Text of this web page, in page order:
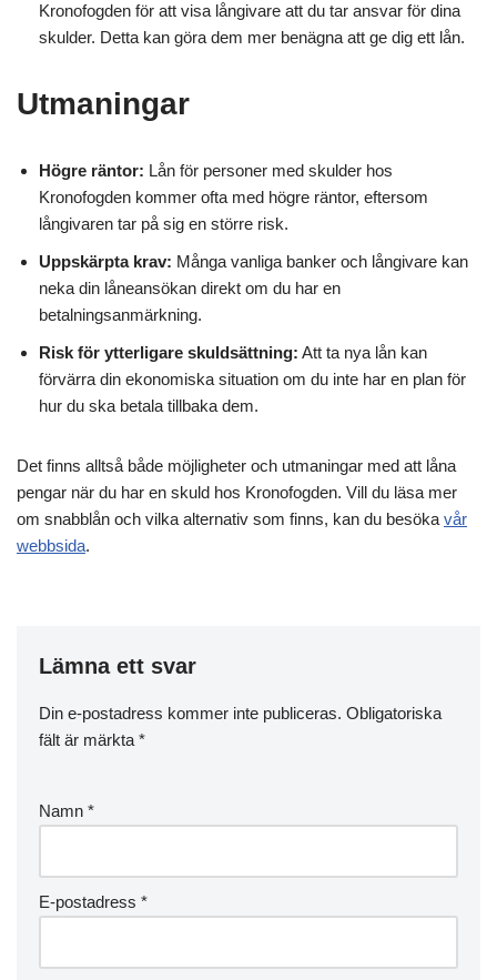
Kronofogden för att visa långivare att du tar ansvar för dina
skulder. Detta kan göra dem mer benägna att ge dig ett lån.
Utmaningar
Högre räntor: Lån för personer med skulder hos
Kronofogden kommer ofta med högre räntor, eftersom
långivaren tar på sig en större risk.
Uppskärpta krav: Många vanliga banker och långivare kan
neka din låneansökan direkt om du har en
betalningsanmärkning.
Risk för ytterligare skuldsättning: Att ta nya lån kan
förvärra din ekonomiska situation om du inte har en plan för
hur du ska betala tillbaka dem.
Det finns alltså både möjligheter och utmaningar med att låna
pengar när du har en skuld hos Kronofogden. Vill du läsa mer
om snabblån och vilka alternativ som finns, kan du besöka vår
webbsida.
Lämna ett svar
Din e-postadress kommer inte publiceras. Obligatoriska
fält är märkta *
Namn *
E-postadress *